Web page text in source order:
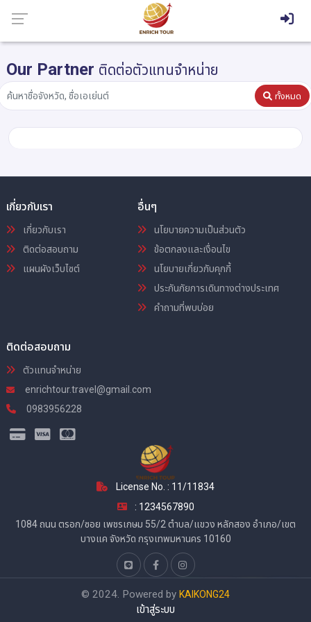
Our Partner ติดต่อตัวแทนจำหน่าย
ทั้งหมด
เกี่ยวกับเรา
เกี่ยวกับเรา
ติดต่อสอบถาม
แผนผังเว็บไซต์
อื่นๆ
นโยบายความเป็นส่วนตัว
ข้อตกลงและเงื่อนไข
นโยบายเกี่ยวกับคุกกี้
ประกันภัยการเดินทางต่างประเทศ
คำถามที่พบบ่อย
ติดต่อสอบถาม
ตัวแทนจำหน่าย
enrichtour.travel@gmail.com
0983956228
License No. : 11/11834
: 1234567890
1084 ถนน ตรอก/ซอย เพชรเกษม 55/2 ตำบล/แขวง หลักสอง อำเภอ/เขต
บางแค จังหวัด กรุงเทพมหานคร 10160
© 2024. Powered by KAIKONG24
เข้าสู่ระบบ